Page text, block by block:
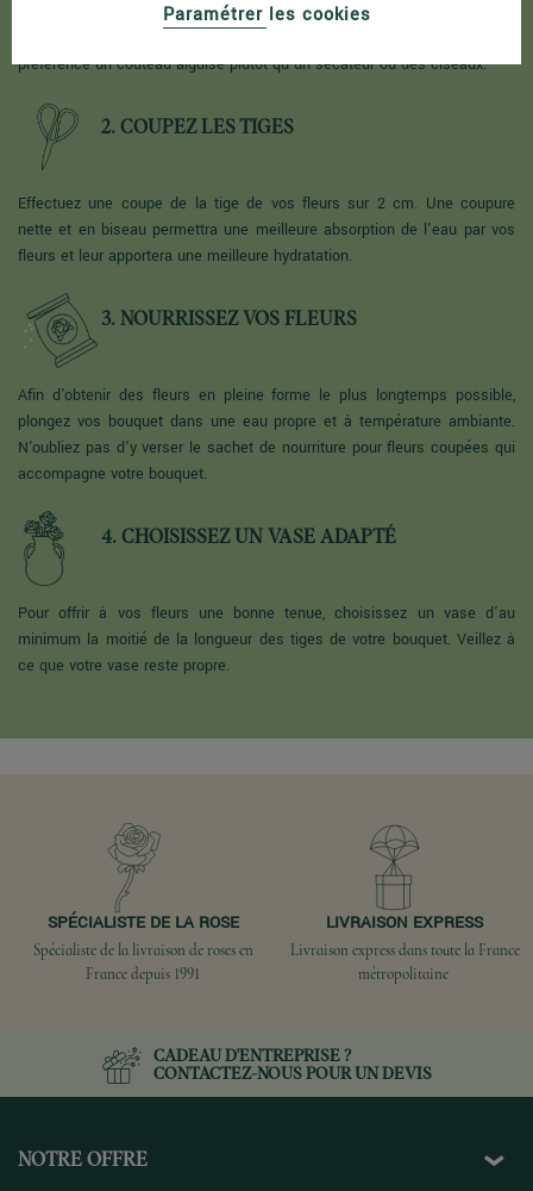
Coupez les feuilles de votre bouquet qui sont susceptibles de tremper
préférence un couteau aiguisé plutôt qu’un sécateur ou des ciseaux.
2. COUPEZ LES TIGES
Effectuez une coupe de la tige de vos fleurs sur 2 cm. Une coupure
nette et en biseau permettra une meilleure absorption de l'eau par vos
fleurs et leur apportera une meilleure hydratation.
3. NOURRISSEZ VOS FLEURS
Afin d'obtenir des fleurs en pleine forme le plus longtemps possible,
plongez vos bouquet dans une eau propre et à température ambiante.
N'oubliez pas d'y verser le sachet de nourriture pour fleurs coupées qui
accompagne votre bouquet.
4. CHOISISSEZ UN VASE ADAPTÉ
Pour offrir à vos fleurs une bonne tenue, choisissez un vase d'au
minimum la moitié de la longueur des tiges de votre bouquet. Veillez à
ce que votre vase reste propre.
SPÉCIALISTE DE LA ROSE
Spécialiste de la livraison de roses en
France depuis 1991
LIVRAISON EXPRESS
Livraison express dans toute la France
métropolitaine
CADEAU D'ENTREPRISE ?
CONTACTEZ-NOUSPOUR UN DEVIS
NOTRE OFFRE
Paramétrer les cookies